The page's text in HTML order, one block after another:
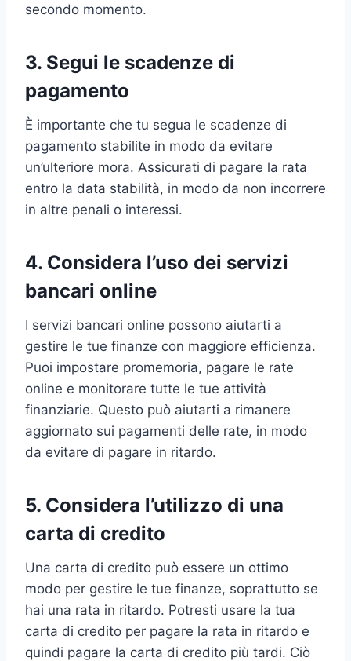
secondo momento.
3. Segui le scadenze di
pagamento
È importante che tu segua le scadenze di
pagamento stabilite in modo da evitare
un’ulteriore mora. Assicurati di pagare la rata
entro la data stabilità, in modo da non incorrere
in altre penali o interessi.
4. Considera l’uso dei servizi
bancari online
I servizi bancari online possono aiutarti a
gestire le tue finanze con maggiore efficienza.
Puoi impostare promemoria, pagare le rate
online e monitorare tutte le tue attività
finanziarie. Questo può aiutarti a rimanere
aggiornato sui pagamenti delle rate, in modo
da evitare di pagare in ritardo.
5. Considera l’utilizzo di una
carta di credito
Una carta di credito può essere un ottimo
modo per gestire le tue finanze, soprattutto se
hai una rata in ritardo. Potresti usare la tua
carta di credito per pagare la rata in ritardo e
quindi pagare la carta di credito più tardi. Ciò